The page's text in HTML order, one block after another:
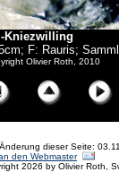
Kniezwilling
F: Rauris;
Olivier Roth, 2010
dieser Seite:
den Webmaster
2026 by Olivier Roth,